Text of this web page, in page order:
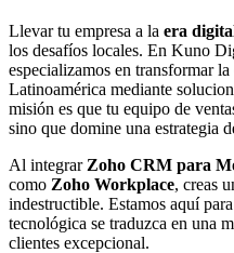
Llevar tu empresa a la era
los desafíos locales. En Kuno
especializamos en transformar
Latinoamérica mediante
misión es que tu equipo de
sino que domine una estrategia
Al integrar Zoho CRM para
como Zoho Workplace, creas
indestructible. Estamos aquí
tecnológica se traduzca en una
clientes excepcional.